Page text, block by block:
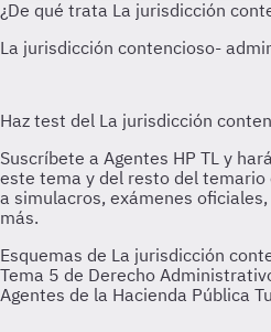
Esquemas de La jurisdicción
Tema 5 de Derecho
Agentes de la Hacienda Pública